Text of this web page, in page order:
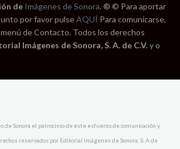
de Imágenes de Sonora. ® © Para aportar
por favor pulseAQUÍ Para comunicarse,
de Contacto. Todos los derechos
Imágenes de Sonora, S. A. de C.V.y o
de Sonora el patrocinio de este esfuerzo de comunicación y
reservados por Editorial Imágenes de Sonora, S. A de